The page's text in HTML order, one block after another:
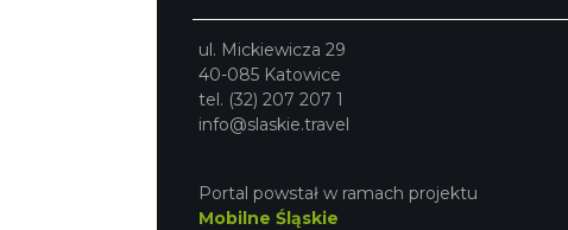
ul. Mickiewicza 29
40-085 Katowice
tel. (32) 207 207 1
info@slaskie.travel
Portal powstał w ramach projektu
Mobilne Śląskie